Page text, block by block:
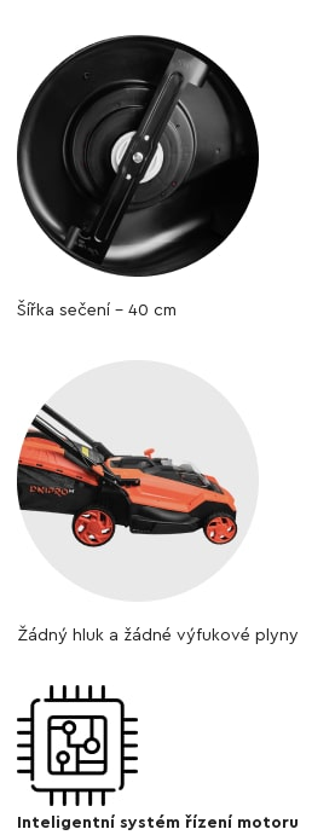
Šířka sečení - 40 cm
Žádný hluk a žádné výfukové plyny
Inteligentní systém řízení motoru